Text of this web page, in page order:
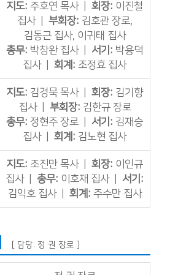
지도: 주호연 목사 | 회장: 이진철
집사 | 부회장: 김호관 장로,
김동근 집사, 이귀태 집사
총무: 박창완 집사 | 서기: 박용덕
집사 | 회계: 조정효 집사
지도: 김경묵 목사 | 회장: 김기향
집사 | 부회장: 김한규 장로
총무: 정현주 장로 | 서기: 김재승
집사 | 회계: 김노현 집사
지도: 조진만 목사 | 회장: 이인규
집사 | 총무: 이호재 집사 | 서기:
김익호 집사 | 회계: 주수만 집사
[ 담당: 정 권 장로 ]